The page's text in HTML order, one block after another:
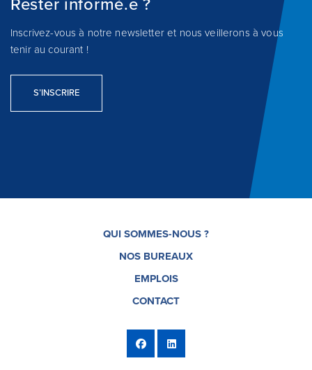
Rester informé.e ?
Inscrivez-vous à notre newsletter et nous veillerons à vous
tenir au courant !
S’INSCRIRE
QUI SOMMES-NOUS ?
NOS BUREAUX
EMPLOIS
CONTACT